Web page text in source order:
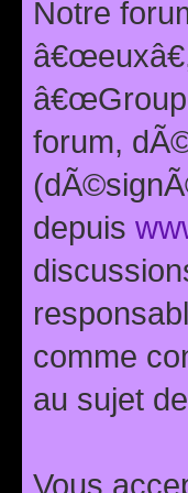
Notre
forum,
depuis
comme
au sujet
Vous